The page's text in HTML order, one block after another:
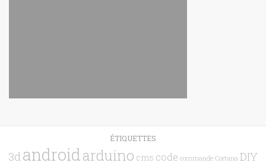
ÉTIQUETTES
3dandroidarduino cms code commande Cortana DIY